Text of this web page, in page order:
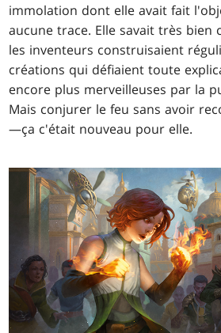
immolation dont elle avait fait
aucune trace. Elle savait très bien
les inventeurs construisaient
créations qui défiaient toute
encore plus merveilleuses par la
Mais conjurer le feu sans avoir
—ça c'était nouveau pour elle.